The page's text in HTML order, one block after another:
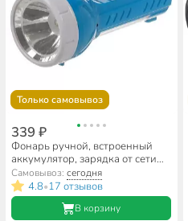
Только самовывоз
339 ₽
Фонарь ручной, встроенный
аккумулятор, зарядка от сети
220 В, пластик, SPE17194-13
Самовывоз:сегодня
4.8•17 отзывов
В корзину